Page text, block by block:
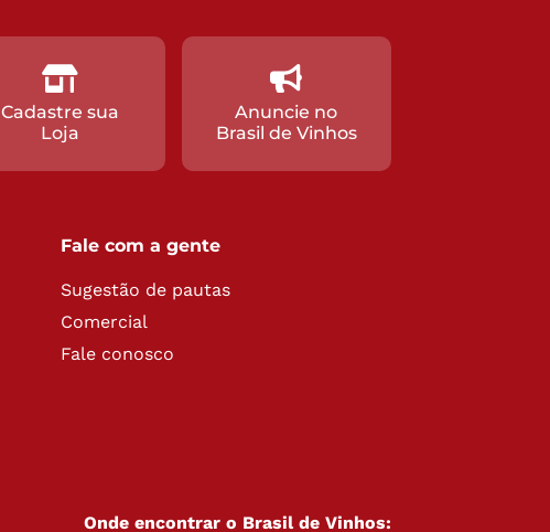
Cadastre sua
Loja
Anuncie no
Brasil de Vinhos
Fale com a gente
Sugestão de pautas
Comercial
Fale conosco
Onde encontrar o Brasil de Vinhos: